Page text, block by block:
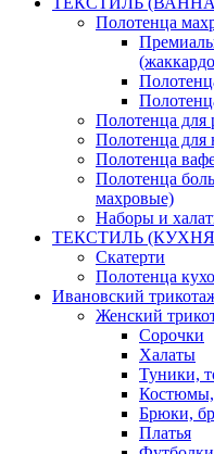
Полотенца
Полотенца для
Полотенца для
Полотенца
Полотенца
махровые)
Наборы и
ТЕКСТИЛЬ
Скатерти
Полотенца
Ивановский
Женский
Сорочки
Халаты
Туники,
Брюки,
Платья